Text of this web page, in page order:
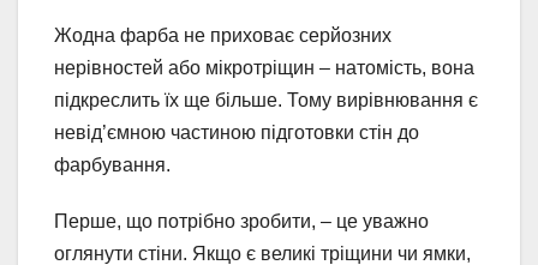
Жодна фарба не приховає серйозних
нерівностей або мікротріщин – натомість, вона
підкреслить їх ще більше. Тому вирівнювання є
невід’ємною частиною підготовки стін до
фарбування.
Перше, що потрібно зробити, – це уважно
оглянути стіни. Якщо є великі тріщини чи ямки,